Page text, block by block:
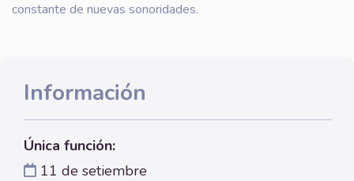
constante de nuevas sonoridades.
Información
Única función:
11 de setiembre